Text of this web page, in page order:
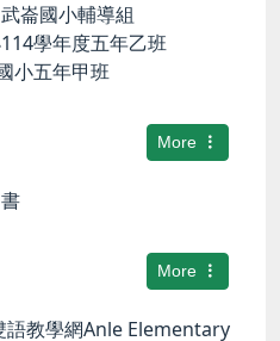
崙國小輔導組
學年度五年乙班
小五年甲班
More
More
語教學網Anle Elementary